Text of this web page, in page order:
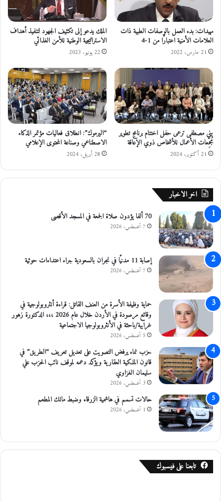
ه
ف
ي
ا
س
و
ق
ا
ل
م
ر
ك
ز
ف
ج
ا
ل
خ
م
ي
س
مهيدات: بدء العمل بالوصفات الطبية ذات
العلامات الأمنية اعتبارًا من 1-4
21 مارس، 2022
الملك يدعو إلى تكثيف الجهود لتنفيذ أهداف
الاستراتيجية الوطنية للأمن الغذائي
22 يونيو، 2023
بني مصطفى ترعى حفل اختتام برنامج تطوير
مُجمِّعات الأعمال للأشخاص ذوي الإعاقة
21 أكتوبر، 2024
“اليرموك”: انطلاق فعاليات مؤتمر الذكاء
الاصطناعي وصناعة المحتوى الإعلامي
28 أبريل، 2024
اخر الاخبار
70 ألفا يؤدون صلاة الجمعة في المسجد الأقصى
7 أغسطس، 2026
إصابة 11 مدنيًا في نجران بالسعودية جراء اعتداءات حوثية
7 أغسطس، 2026
حماية وظيفة الأسرة من العنف القاتل: قراءة أنثروبولوجية في
وقائع مرصودة في الأردن خلال عام 2026 ،،، الدكتورة زهور
غرايبة/باحثة في الأنثروبولوجيا الاجتماعية
5 أغسطس، 2026
حزب نماء يرفض التصويت على تعديل تعريف “الطريق” في
قانون الملكية العقارية ويؤكد دعمه لموقف نائب الحزب علي
سليمان الغزاوي
3 أغسطس، 2026
حالات تسمم في هاشمية الزرقاء وضبط مالك المطعم
1 أغسطس، 2026
تابعنا على فيسبوك